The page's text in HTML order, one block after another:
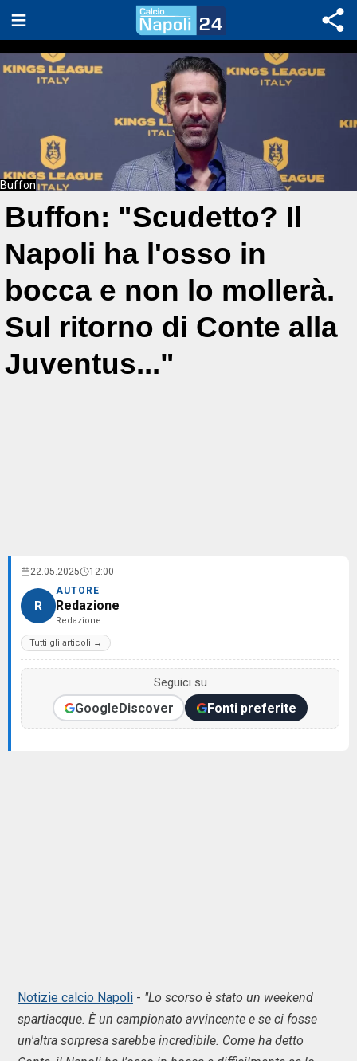
Buffon
Buffon: "Scudetto? Il
Napoli ha l'osso in
bocca e non lo mollerà.
Sul ritorno di Conte alla
Juventus..."
22.05.2025 12:00
R
AUTORE
Redazione
Redazione
Tutti gli articoli →
Seguici su
GoogleDiscover Fonti preferite
Notizie calcio Napoli - "Lo scorso è stato un weekend
spartiacque. È un campionato avvincente e se ci fosse
un'altra sorpresa sarebbe incredibile. Come ha detto